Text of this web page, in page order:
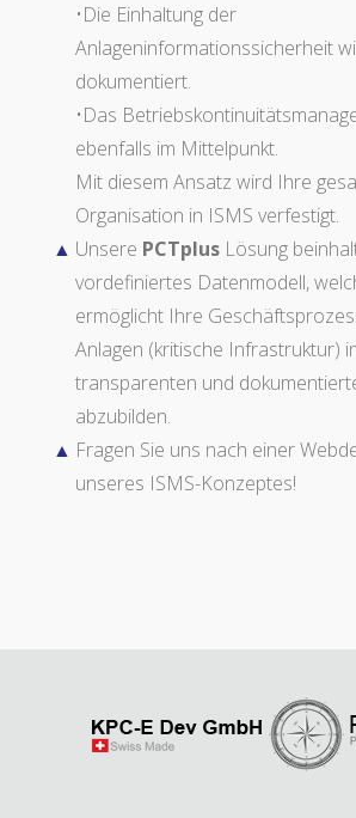
•Die Einhaltung der
Anlageninformationssicherheit
dokumentiert.
•Das
ebenfalls im Mittelpunkt.
Mit diesem Ansatz wird Ihre
Organisation in ISMS verfestigt.
Unsere PCTplus Lösung
vordefiniertes Datenmodell,
ermöglicht Ihre
Anlagen (kritische Infrastruktur)
transparenten und
abzubilden.
Fragen Sie uns nach einer
unseres ISMS-Konzeptes!